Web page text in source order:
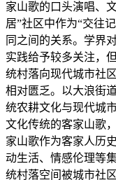
家山歌的口头演唱、
居”社区中作为“交往
同之间的关系。学界
实践给予较多关注，
统村落向现代城市社
相对匮乏。以大浪街
统农耕文化与现代城
文化传统的客家山歌
家山歌作为客家人历
动生活、情感伦理等
统村落空间被城市社